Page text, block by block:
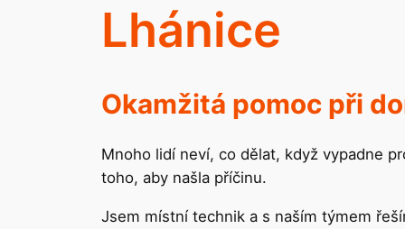
Lhánice
Okamžitá pomoc při
Mnoho lidí neví, co dělat, když vypadne
toho, aby našla příčinu.
Jsem místní technik a s naším týmem